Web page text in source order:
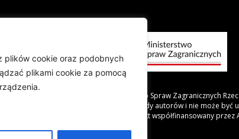
plików cookie oraz podobnych
plikami cookie za pomocą
Projekt finansowany przez Ministerstwo Spraw Zagranicznych
Publikacja wyraża jedynie poglądy autorów i nie może
Projekt współfinansowany